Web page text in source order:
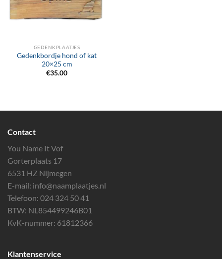
GEDENKPLAATJES
Gedenkbordje hond of kat
20×25 cm
€35.00
Contact
You Name It Vof
Gorterplaats 17
6531 HZ Nijmegen
E-mail: info@naamplaatjes.nl
Telefoon: 024 324 50 41
BTW: NL854499246B01
KvK-nummer: 61812366
Klantenservice